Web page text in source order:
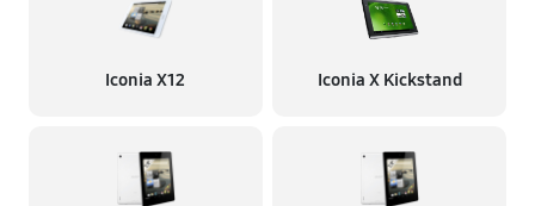
Iconia X12 Iconia X Kickstand